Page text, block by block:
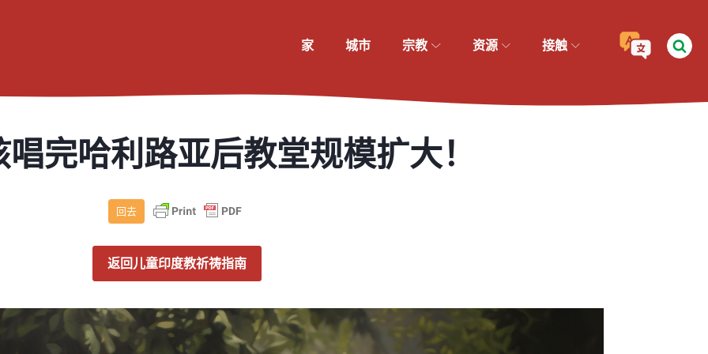
家 城市 宗教 资源 接触
完哈利路亚后教堂规模扩大！
回去
返回儿童印度教祈祷指南